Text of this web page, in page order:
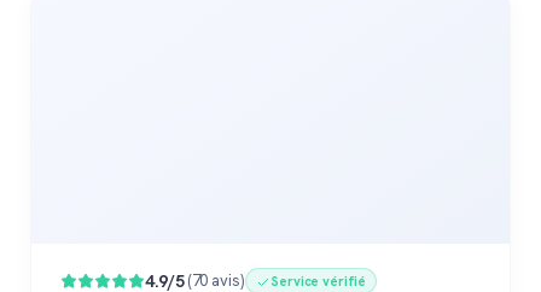
4.9/5(70 avis) Service vérifié